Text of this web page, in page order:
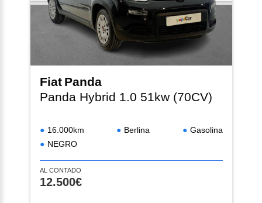
Fiat Panda
Panda Hybrid 1.0 51kw (70CV)
16.000km Berlina
Gasolina
NEGRO
AL CONTADO
12.500€